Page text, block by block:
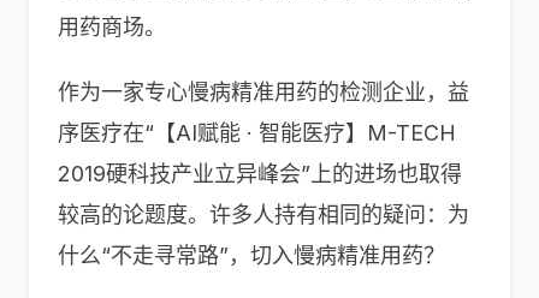
用药商场。
作为一家专心慢病精准用药的检测企业，益
序医疗在“【AI赋能 · 智能医疗】M-TECH
2019硬科技产业立异峰会”上的进场也取得
较高的论题度。许多人持有相同的疑问：为
什么“不走寻常路”，切入慢病精准用药？